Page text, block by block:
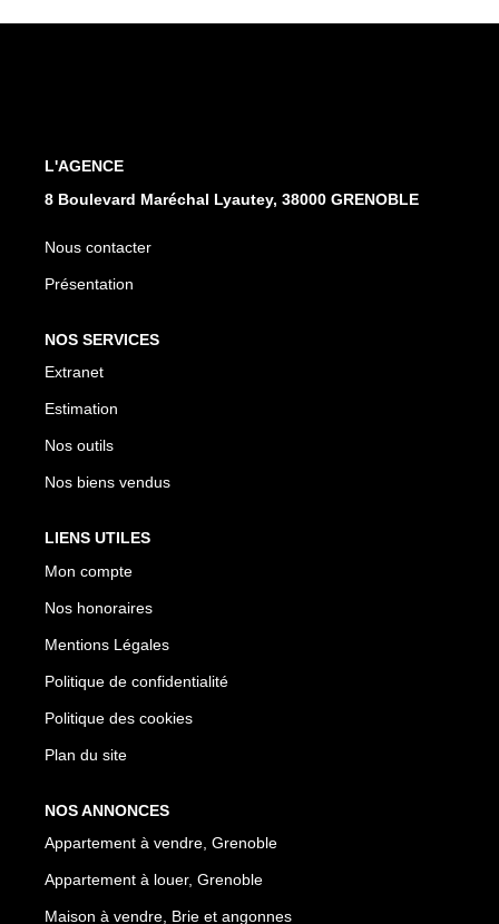
L'AGENCE
8 Boulevard Maréchal Lyautey, 38000 GRENOBLE
Nous contacter
Présentation
NOS SERVICES
Extranet
Estimation
Nos outils
Nos biens vendus
LIENS UTILES
Mon compte
Nos honoraires
Mentions Légales
Politique de confidentialité
Politique des cookies
Plan du site
NOS ANNONCES
Appartement à vendre, Grenoble
Appartement à louer, Grenoble
Maison à vendre, Brie et angonnes